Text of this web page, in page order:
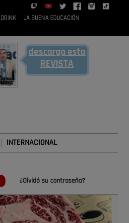
LA BUENA EDUCACIÓN
descarga esta
REVISTA
INTERNACIONAL
¿Olvidó su contraseña?